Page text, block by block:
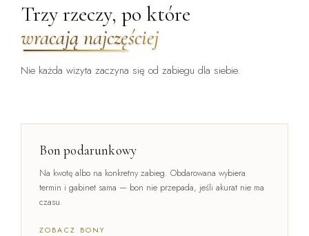
Trzy rzeczy, po które
wracają najczęściej
Nie każda wizyta zaczyna się od zabiegu dla siebie.
Bon podarunkowy
Na kwotę albo na konkretny zabieg. Obdarowana wybiera
termin i gabinet sama — bon nie przepada, jeśli akurat nie ma
czasu.
ZOBACZ BONY